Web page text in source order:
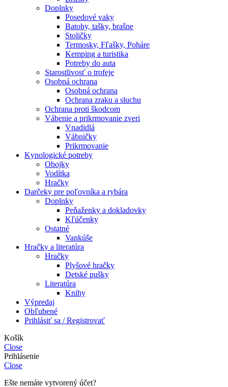
Doplnky
Posedové vaky
Batohy, tašky, brašne
Stoličky
Termosky, Fľašky, Poháre
Kemping a turistika
Potreby do auta
Starostlivosť o trofeje
Osobná ochrana
Osobná ochrana
Ochrana zraku a sluchu
Ochrana proti škodcom
Vábenie a prikrmovanie zveri
Vnadidlá
Vábničky
Prikrmovanie
Kynologické potreby
Obojky
Vodítka
Hračky
Darčeky pre poľovníka a rybára
Doplnky
Peňaženky a dokladovky
Kľúčenky
Ostatné
Vankúše
Hračky a literatúra
Hračky
Plyšové hračky
Detské pušky
Literatúra
Knihy
Výpredaj
Obľubené
Prihlásiť sa / Registrovať
Košík
Close
Prihlásenie
Close
Ešte nemáte vytvorený účet?